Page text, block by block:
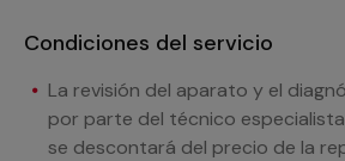
Condiciones del servicio
La revisión del aparato y el
por parte del técnico
se descontará del precio de la